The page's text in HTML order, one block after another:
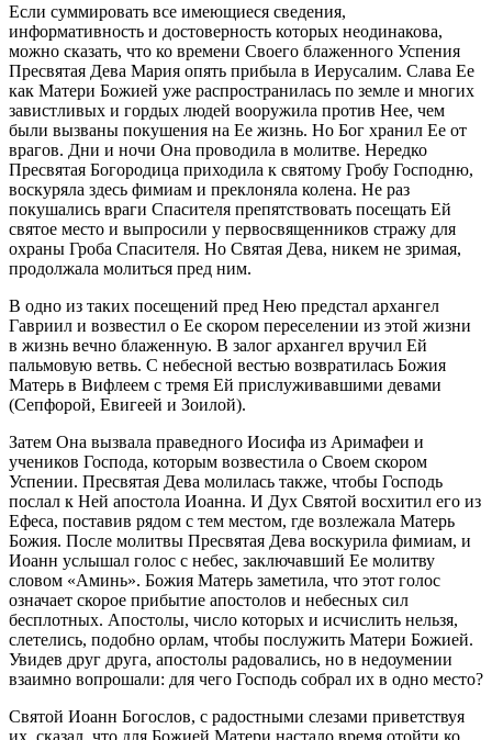
Если суммировать все имеющиеся сведения,
информативность и достоверность которых неодинакова,
можно сказать, что ко времени Своего блаженного Успения
Пресвятая Дева Мария опять прибыла в Иерусалим. Слава Ее
как Матери Божией уже распространилась по земле и многих
завистливых и гордых людей вооружила против Нее, чем
были вызваны покушения на Ее жизнь. Но Бог хранил Ее от
врагов. Дни и ночи Она проводила в молитве. Нередко
Пресвятая Богородица приходила к святому Гробу Господню,
воскуряла здесь фимиам и преклоняла колена. Не раз
покушались враги Спасителя препятствовать посещать Ей
святое место и выпросили у первосвященников стражу для
охраны Гроба Спасителя. Но Святая Дева, никем не зримая,
продолжала молиться пред ним.
В одно из таких посещений пред Нею предстал архангел
Гавриил и возвестил о Ее скором переселении из этой жизни
в жизнь вечно блаженную. В залог архангел вручил Ей
пальмовую ветвь. С небесной вестью возвратилась Божия
Матерь в Вифлеем с тремя Ей прислуживавшими девами
(Сепфорой, Евигеей и Зоилой).
Затем Она вызвала праведного Иосифа из Аримафеи и
учеников Господа, которым возвестила о Своем скором
Успении. Пресвятая Дева молилась также, чтобы Господь
послал к Ней апостола Иоанна. И Дух Святой восхитил его из
Ефеса, поставив рядом с тем местом, где возлежала Матерь
Божия. После молитвы Пресвятая Дева воскурила фимиам, и
Иоанн услышал голос с небес, заключавший Ее молитву
словом «Аминь». Божия Матерь заметила, что этот голос
означает скорое прибытие апостолов и небесных сил
бесплотных. Апостолы, число которых и исчислить нельзя,
слетелись, подобно орлам, чтобы послужить Матери Божией.
Увидев друг друга, апостолы радовались, но в недоумении
взаимно вопрошали: для чего Господь собрал их в одно место?
Святой Иоанн Богослов, с радостными слезами приветствуя
их, сказал, что для Божией Матери настало время отойти ко